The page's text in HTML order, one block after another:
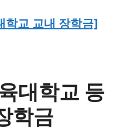
학교 교내 장학금]
대학교 등
학금